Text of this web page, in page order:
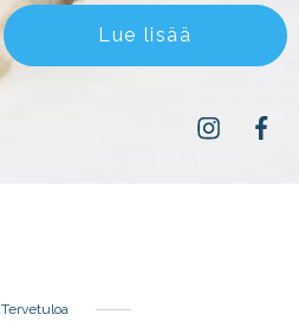
Lue lisää
Instagram
Tervetuloa